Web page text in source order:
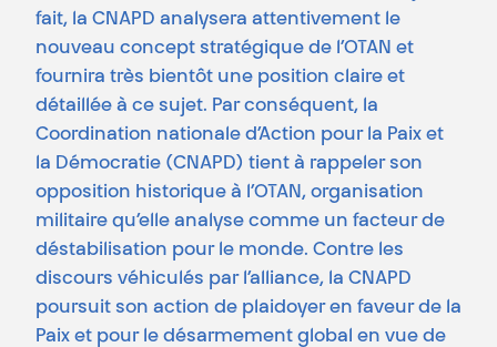
fait, la CNAPD analysera attentivement le
nouveau concept stratégique de l’OTAN et
fournira très bientôt une position claire et
détaillée à ce sujet. Par conséquent, la
Coordination nationale d’Action pour la Paix et
la Démocratie (CNAPD) tient à rappeler son
opposition historique à l’OTAN, organisation
militaire qu’elle analyse comme un facteur de
déstabilisation pour le monde. Contre les
discours véhiculés par l’alliance, la CNAPD
poursuit son action de plaidoyer en faveur de la
Paix et pour le désarmement global en vue de